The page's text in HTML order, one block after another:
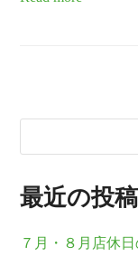
最近の投稿
７月・８月店休